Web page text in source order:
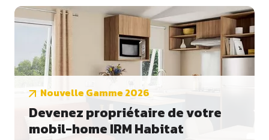
Nouvelle Gamme 2026
Devenez propriétaire de votre
mobil-home IRM Habitat